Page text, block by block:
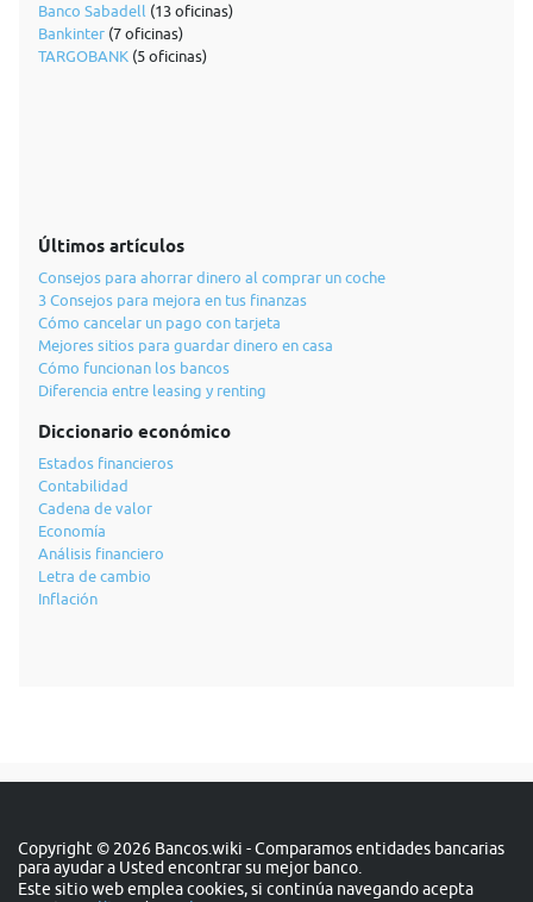
Banco Sabadell (13 oficinas)
Bankinter (7 oficinas)
TARGOBANK (5 oficinas)
Últimos artículos
Consejos para ahorrar dinero al comprar un coche
3 Consejos para mejora en tus finanzas
Cómo cancelar un pago con tarjeta
Mejores sitios para guardar dinero en casa
Cómo funcionan los bancos
Diferencia entre leasing y renting
Diccionario económico
Estados financieros
Contabilidad
Cadena de valor
Economía
Análisis financiero
Letra de cambio
Inflación
Copyright © 2026 Bancos.wiki - Comparamos entidades bancarias
para ayudar a Usted encontrar su mejor banco.
Este sitio web emplea cookies, si continúa navegando acepta